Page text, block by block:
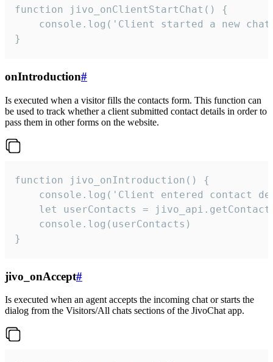
function jivo_onClientStartChat() {
console.log('Client started a new
}
onIntroduction#
Is executed when a visitor fills the contacts form. This function can
be used to track whether a client submitted contact details in order to
pass them in other forms on the website.
function jivo_onIntroduction() {
console.log('Client entered contact
let userContacts =
    console.log(userContacts)
}
jivo_onAccept#
Is executed when an agent accepts the incoming chat or starts the
dialog from the Visitors/All chats sections of the JivoChat app.